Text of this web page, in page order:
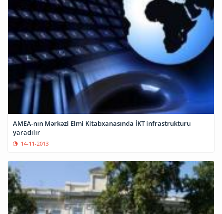
AMEA-nın Mərkəzi Elmi Kitabxanasında İKT infrastrukturu
yaradılır
14-11-2013